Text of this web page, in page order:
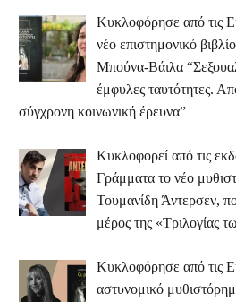
Κυκλοφόρησε από τις
νέο επιστημονικό
Μπούνα-Βάιλα
έμφυλες ταυτότητες.
σύγχρονη κοινωνική έρευνα”
Κυκλοφορεί από τις
Γράμματα το νέο
Τουμανίδη Άντερσεν,
μέρος της «Τριλογίας
Κυκλοφόρησε από τις
αστυνομικό